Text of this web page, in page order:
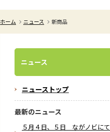
ホーム ニュース 新商品
ニュース
ニューストップ
最新のニュース
５月４日、５日 ながノビに